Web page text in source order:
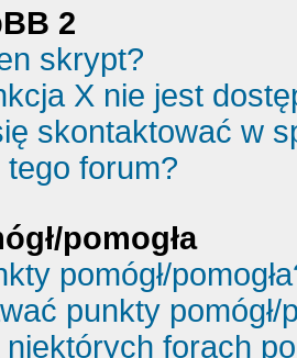
2
skrypt?
X nie jest
skontaktować w
forum?
pomogła
pomógł/
punkty pomógł/
forach